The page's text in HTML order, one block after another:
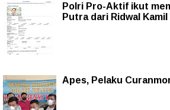
Polri Pro-Aktif ikut
Putra dari Ridwal Kamil
Apes, Pelaku